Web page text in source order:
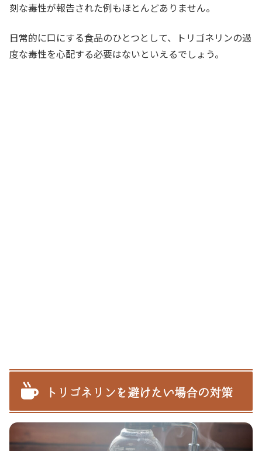
刻な毒性が報告された例もほとんどありません。
日常的に口にする食品のひとつとして、トリゴネリンの過
度な毒性を心配する必要はないといえるでしょう。
トリゴネリンを避けたい場合の対策